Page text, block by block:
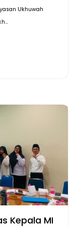
Ukhuwah
Kepala MI